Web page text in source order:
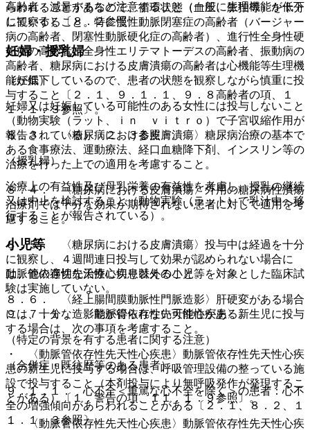
高齢者：減量するなど注意すること（一般に生理機能が低下
している）〔８．２参照〕。
妊婦・授乳婦
（妊婦）
妊婦又は妊娠している可能性のある女性には投与しないこと
（動物実験（ラット、ｉｎ ｖｉｔｒｏ）で子宮収縮作用が
報告されている）〔２．３参照〕。
（授乳婦）
治療上の有益性及び母乳栄養の有益性を考慮し、授乳の継続
又は中止を検討すること（動物実験（ラット）で乳汁中へ移
行することが報告されている）。
小児等
動脈管依存性先天性心疾患以外の小児等を対象とした臨床試
験は実施していない。
９．７．１． 〈動脈管依存性先天性心疾患〉新生児に投与
する場合は、次の事項を考慮すること。
・ 〈動脈管依存性先天性心疾患〉動脈管依存性先天性心疾
患の新生児に投与する場合は、呼吸管理設備の整っている施
設で投与すること（本剤投与により無呼吸発作が発現するこ
とがある）〔１．警告の項、１１．１．９参照〕。
・ 〈動脈管依存性先天性心疾患〉動脈管依存性先天性心疾
らわれることがあるので、循環状態（血圧、脈拍等）を十分
に観察すること。特に慢性動脈閉塞症の高齢者（バージャー
病の高齢者、閉塞性動脈硬化症の高齢者）、進行性全身性硬
化症の高齢者、全身性エリテマトーデスの高齢者、振動病の
高齢者、糖尿病における皮膚潰瘍の高齢者は心機能等生理機
能が低下しているので、患者の状態を観察しながら慎重に投
与すること〔２．１、９．１．１、９．８高齢者の項、１
１．１．３参照〕。
８．３． 〈糖尿病における皮膚潰瘍〉糖尿病治療の基本で
ある食事療法、運動療法、経口血糖降下剤、インスリン等の
治療を行った上での適用を考慮すること。
８．４． 〈糖尿病における皮膚潰瘍〉外用の糖尿病性潰瘍
治療剤では十分な効果が期待されない患者に対して適用を考
慮すること。
８．５． 〈糖尿病における皮膚潰瘍〉投与中は経過を十分
に観察し、４週間連日投与して効果が認められない場合に
は、他の適切な治療に切り替えること。
８．６． 〈経上腸間膜動脈性門脈造影〉肝硬変がある場合
には、十分な造影能が得られない可能性がある。
（特定の背景を有する患者に関する注意）
（合併症・既往歴等のある患者）
９．１．１． 心不全＜重篤な心不全を除く＞の患者：心不
全の増強傾向があらわれることがある〔２．１、８．２、１
１．１．３参照〕。